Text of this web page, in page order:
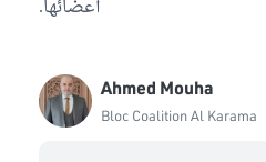
أعضائها.
Ahmed Mouha
Bloc Coalition Al Karama
Hassouna Nasfi